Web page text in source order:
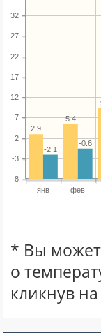
янв фев
-8
-3
2
7
12
17
22
27
32
5.4
2.9
-0.6
-2.1
* Вы
о
кликнув